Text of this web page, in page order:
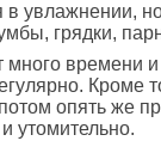
в увлажнении,
грядки,
много времени
Кроме
опять же
утомительно.